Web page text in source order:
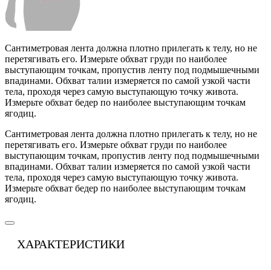
Сантиметровая лента должна плотно прилегать к телу, но не
перетягивать его. Измерьте обхват груди по наиболее
выступающим точкам, пропустив ленту под подмышечными
впадинами. Обхват талии измеряется по самой узкой части
тела, проходя через самую выступающую точку живота.
Измерьте обхват бедер по наиболее выступающим точкам
ягодиц.
Сантиметровая лента должна плотно прилегать к телу, но не
перетягивать его. Измерьте обхват груди по наиболее
выступающим точкам, пропустив ленту под подмышечными
впадинами. Обхват талии измеряется по самой узкой части
тела, проходя через самую выступающую точку живота.
Измерьте обхват бедер по наиболее выступающим точкам
ягодиц.
ХАРАКТЕРИСТИКИ